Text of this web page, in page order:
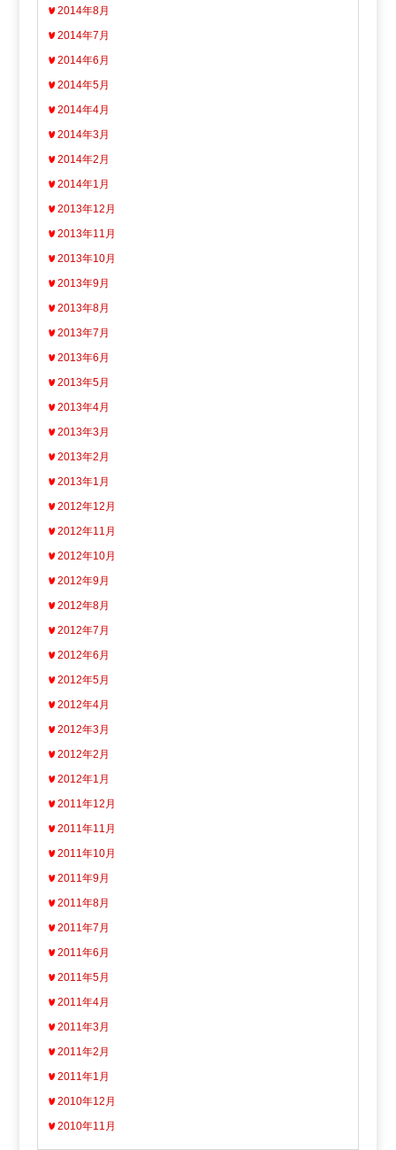
2014年8月
2014年7月
2014年6月
2014年5月
2014年4月
2014年3月
2014年2月
2014年1月
2013年12月
2013年11月
2013年10月
2013年9月
2013年8月
2013年7月
2013年6月
2013年5月
2013年4月
2013年3月
2013年2月
2013年1月
2012年12月
2012年11月
2012年10月
2012年9月
2012年8月
2012年7月
2012年6月
2012年5月
2012年4月
2012年3月
2012年2月
2012年1月
2011年12月
2011年11月
2011年10月
2011年9月
2011年8月
2011年7月
2011年6月
2011年5月
2011年4月
2011年3月
2011年2月
2011年1月
2010年12月
2010年11月